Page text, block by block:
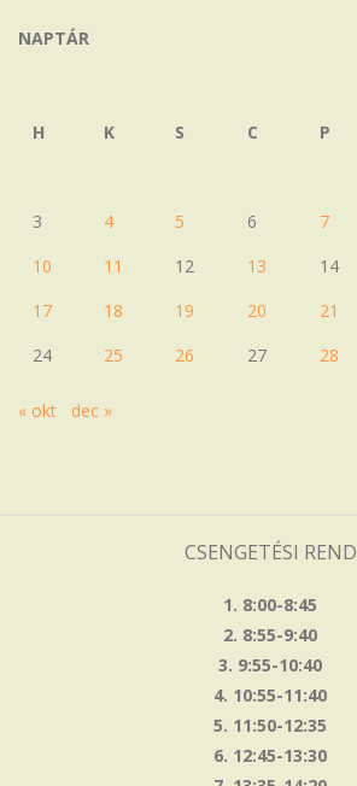
NAPTÁR
H
K S C P
3
4 5 6 7
10
11 12 13 14
17
18 19 20 21
24
25 26 27 28
« okt dec »
CSENGETÉSI REND
1. 8:00-8:45
2. 8:55-9:40
3. 9:55-10:40
4. 10:55-11:40
5. 11:50-12:35
6. 12:45-13:30